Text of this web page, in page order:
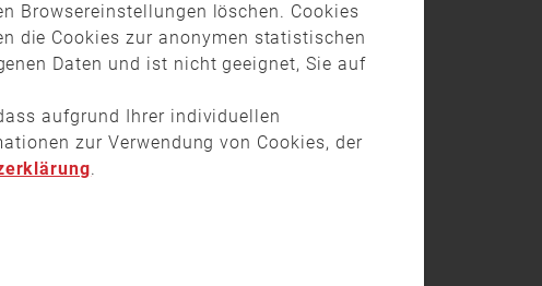
Browsereinstellungen löschen. Cookies
die Cookies zur anonymen statistischen
Daten und ist nicht geeignet, Sie auf
aufgrund Ihrer individuellen
zur Verwendung von Cookies, der
.